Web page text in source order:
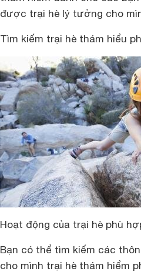
được trại hè lý tưởng cho
Tìm kiếm trại hè thám hiểu
Hoạt động của trại hè phù
Bạn có thể tìm kiếm các
cho mình trại hè thám hiểm